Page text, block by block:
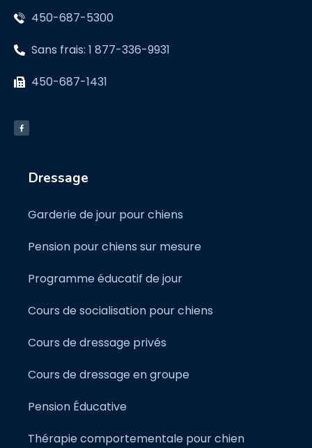
450-687-5300
Sans frais: 1 877-336-9931
450-687-1431
Dressage
Garderie de jour pour chiens
Pension pour chiens sur mesure
Programme éducatif de jour
Cours de socialisation pour chiens
Cours de dressage privés
Cours de dressage en groupe
Pension Éducative
Thérapie comportementale pour chien